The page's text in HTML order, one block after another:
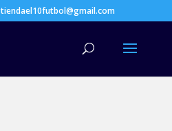
tiendael10futbol@gmail.com